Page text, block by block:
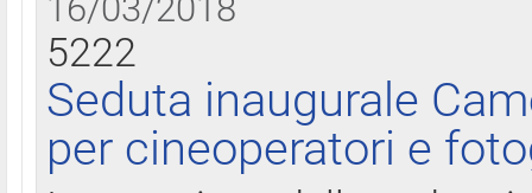
16/03/2018
5222
Seduta inaugurale
per cineoperatori e